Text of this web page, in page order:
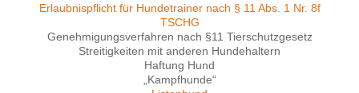
Erlaubnispflicht für Hundetrainer nach § 11 Abs. 1 Nr. 8f
TSCHG
Genehmigungsverfahren nach §11 Tierschutzgesetz
Streitigkeiten mit anderen Hundehaltern
Haftung Hund
„Kampfhunde“